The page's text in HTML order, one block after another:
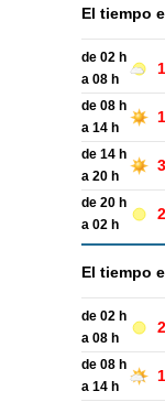
El tiempo
de 02 h
a 08 h
de 08 h
a 14 h
de 14 h
a 20 h
de 20 h
a 02 h
El tiempo
de 02 h
a 08 h
de 08 h
a 14 h